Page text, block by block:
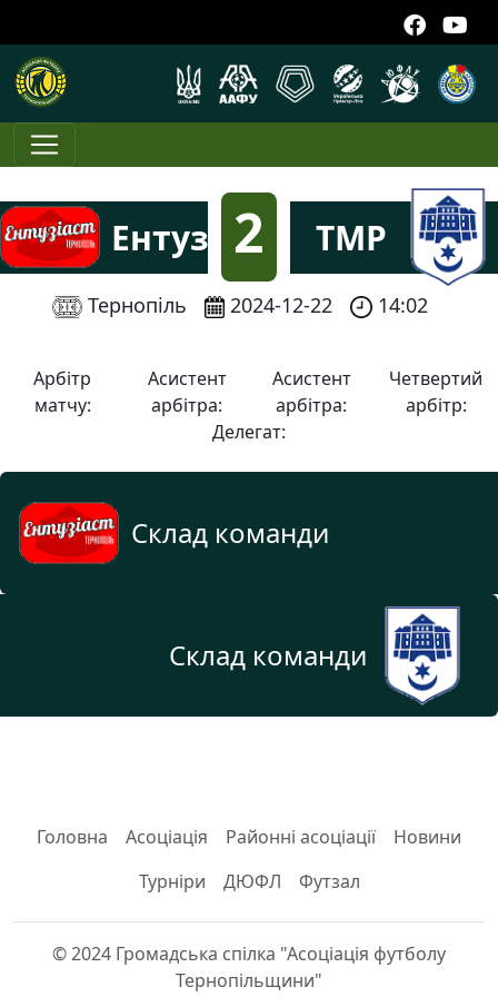
Ентузіаст
2
:
ТМР
Тернопіль 2024-12-22 14:02
Арбітр
матчу:
Асистент
арбітра:
Асистент
арбітра:
Четвертий
арбітр:
Делегат:
Склад команди
Склад команди
Головна Асоціація Районні асоціації
Новини
Турніри
ДЮФЛ Футзал
© 2024 Громадська спілка "Асоціація футболу
Тернопільщини"